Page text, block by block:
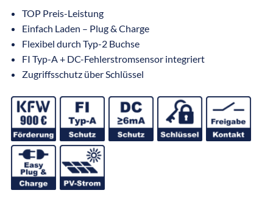
TOP Preis-Leistung
Einfach Laden – Plug & Charge
Flexibel durch Typ-2 Buchse
FI Typ-A + DC-Fehlerstromsensor integriert
Zugriffsschutz über Schlüssel